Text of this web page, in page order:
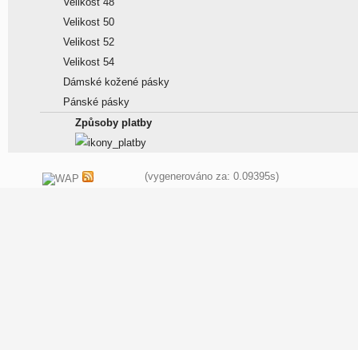
Velikost 50
Velikost 52
Velikost 54
Dámské kožené pásky
Pánské pásky
Způsoby platby
(vygenerováno za: 0.09395s)